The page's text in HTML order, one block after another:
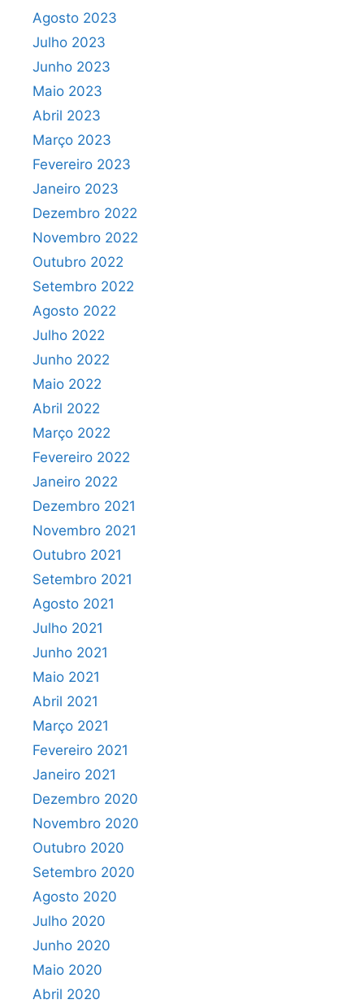
Agosto 2023
Julho 2023
Junho 2023
Maio 2023
Abril 2023
Março 2023
Fevereiro 2023
Janeiro 2023
Dezembro 2022
Novembro 2022
Outubro 2022
Setembro 2022
Agosto 2022
Julho 2022
Junho 2022
Maio 2022
Abril 2022
Março 2022
Fevereiro 2022
Janeiro 2022
Dezembro 2021
Novembro 2021
Outubro 2021
Setembro 2021
Agosto 2021
Julho 2021
Junho 2021
Maio 2021
Abril 2021
Março 2021
Fevereiro 2021
Janeiro 2021
Dezembro 2020
Novembro 2020
Outubro 2020
Setembro 2020
Agosto 2020
Julho 2020
Junho 2020
Maio 2020
Abril 2020